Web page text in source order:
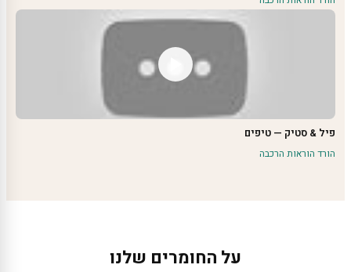
פיל & סטיק — טיפים
הורד הוראות הרכבה
על החומרים שלנו